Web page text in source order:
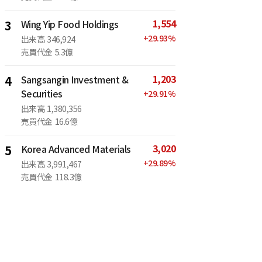
3 Wing Yip Food Holdings
出来高 346,924
売買代金 5.3億
1,554
+29.93%
4
Sangsangin Investment &
Securities
出来高 1,380,356
売買代金 16.6億
1,203
+29.91%
5 Korea Advanced Materials
出来高 3,991,467
売買代金 118.3億
3,020
+29.89%